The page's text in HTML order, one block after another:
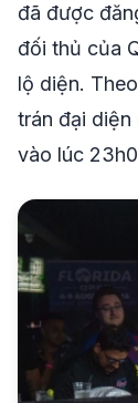
đã được
đối thủ của
lộ diện.
trán đại diện
vào lúc